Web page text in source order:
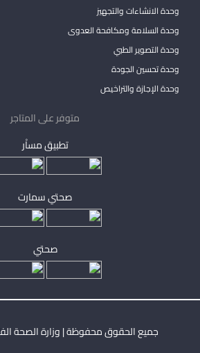
وحدة الانشاءات والتجهيز
وحدة السلامة ومكافحة العدوى
وحدة التصوير الطبي
وحدة تحسين الجودة
وحدة الإجازة والتراخيص
متوفر على المتاجر
تطبيق مساْر
صحتي سمارت
صحتي
جميع الحقوق محفوظة | وزارة الصحة